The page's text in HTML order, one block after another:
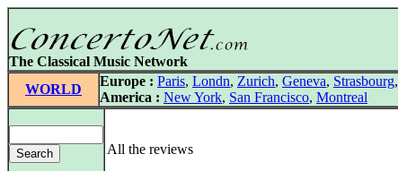
The Classical Music Network
WORLD
Europe : Paris, Londn, Zurich, Geneva, Strasbourg,
America : New York, San Francisco, Montreal
All the reviews